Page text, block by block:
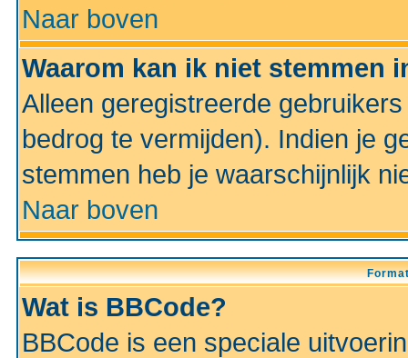
Naar boven
Waarom kan ik niet stemmen
Alleen geregistreerde
bedrog te vermijden). Indien je
stemmen heb je waarschijnlijk
Naar boven
Wat is BBCode?
BBCode is een speciale